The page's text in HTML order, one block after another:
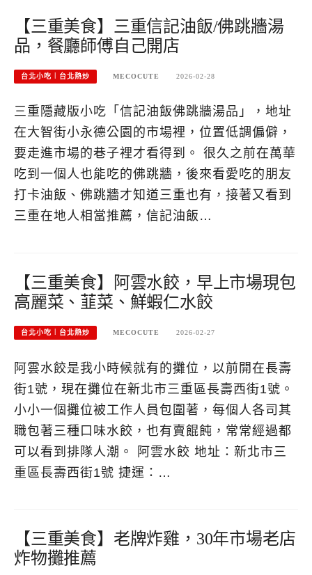
【三重美食】三重信記油飯/佛跳牆湯
品，餐廳師傅自己開店
台北小吃︱台北熱炒 MECOCUTE 2026-02-28
三重隱藏版小吃「信記油飯佛跳牆湯品」，地址
在大智街小永德公園的市場裡，位置低調偏僻，
要走進市場的巷子裡才看得到。 很久之前在萬華
吃到一個人也能吃的佛跳牆，後來看愛吃的朋友
打卡油飯、佛跳牆才知道三重也有，接著又看到
三重在地人相當推薦，信記油飯…
【三重美食】阿雲水餃，早上市場現包
高麗菜、韮菜、鮮蝦仁水餃
台北小吃︱台北熱炒 MECOCUTE 2026-02-27
阿雲水餃是我小時候就有的攤位，以前開在長壽
街1號，現在攤位在新北市三重區長壽西街1號。
小小一個攤位被工作人員包圍著，每個人各司其
職包著三種口味水餃，也有賣餛飩，常常經過都
可以看到排隊人潮。 阿雲水餃 地址：新北市三
重區長壽西街1號 捷運：…
【三重美食】老牌炸雞，30年市場老店
炸物攤推薦